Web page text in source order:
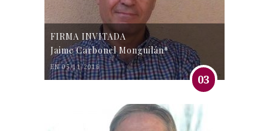
FIRMA INVITADA
Jaime Carbonel Monguilán*
EN 05/11/2016
03